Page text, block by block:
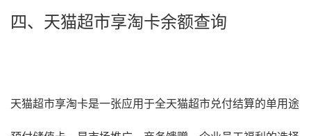
四、天猫超市享淘卡余额查询
天猫超市享淘卡是一张应用于全天猫超市兑付结算的单用途